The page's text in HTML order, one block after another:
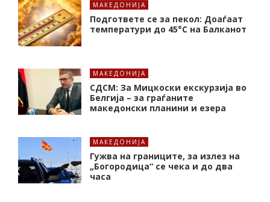
МАКЕДОНИЈА
Подгответе се за пекол: Доаѓаат
температури до 45°C на Балканот
МАКЕДОНИЈА
СДСМ: За Мицкоски екскурзија во
Белгија – за граѓаните
македонски планини и езера
МАКЕДОНИЈА
Гужва на границите, за излез на
„Богородица“ се чека и до два
часа